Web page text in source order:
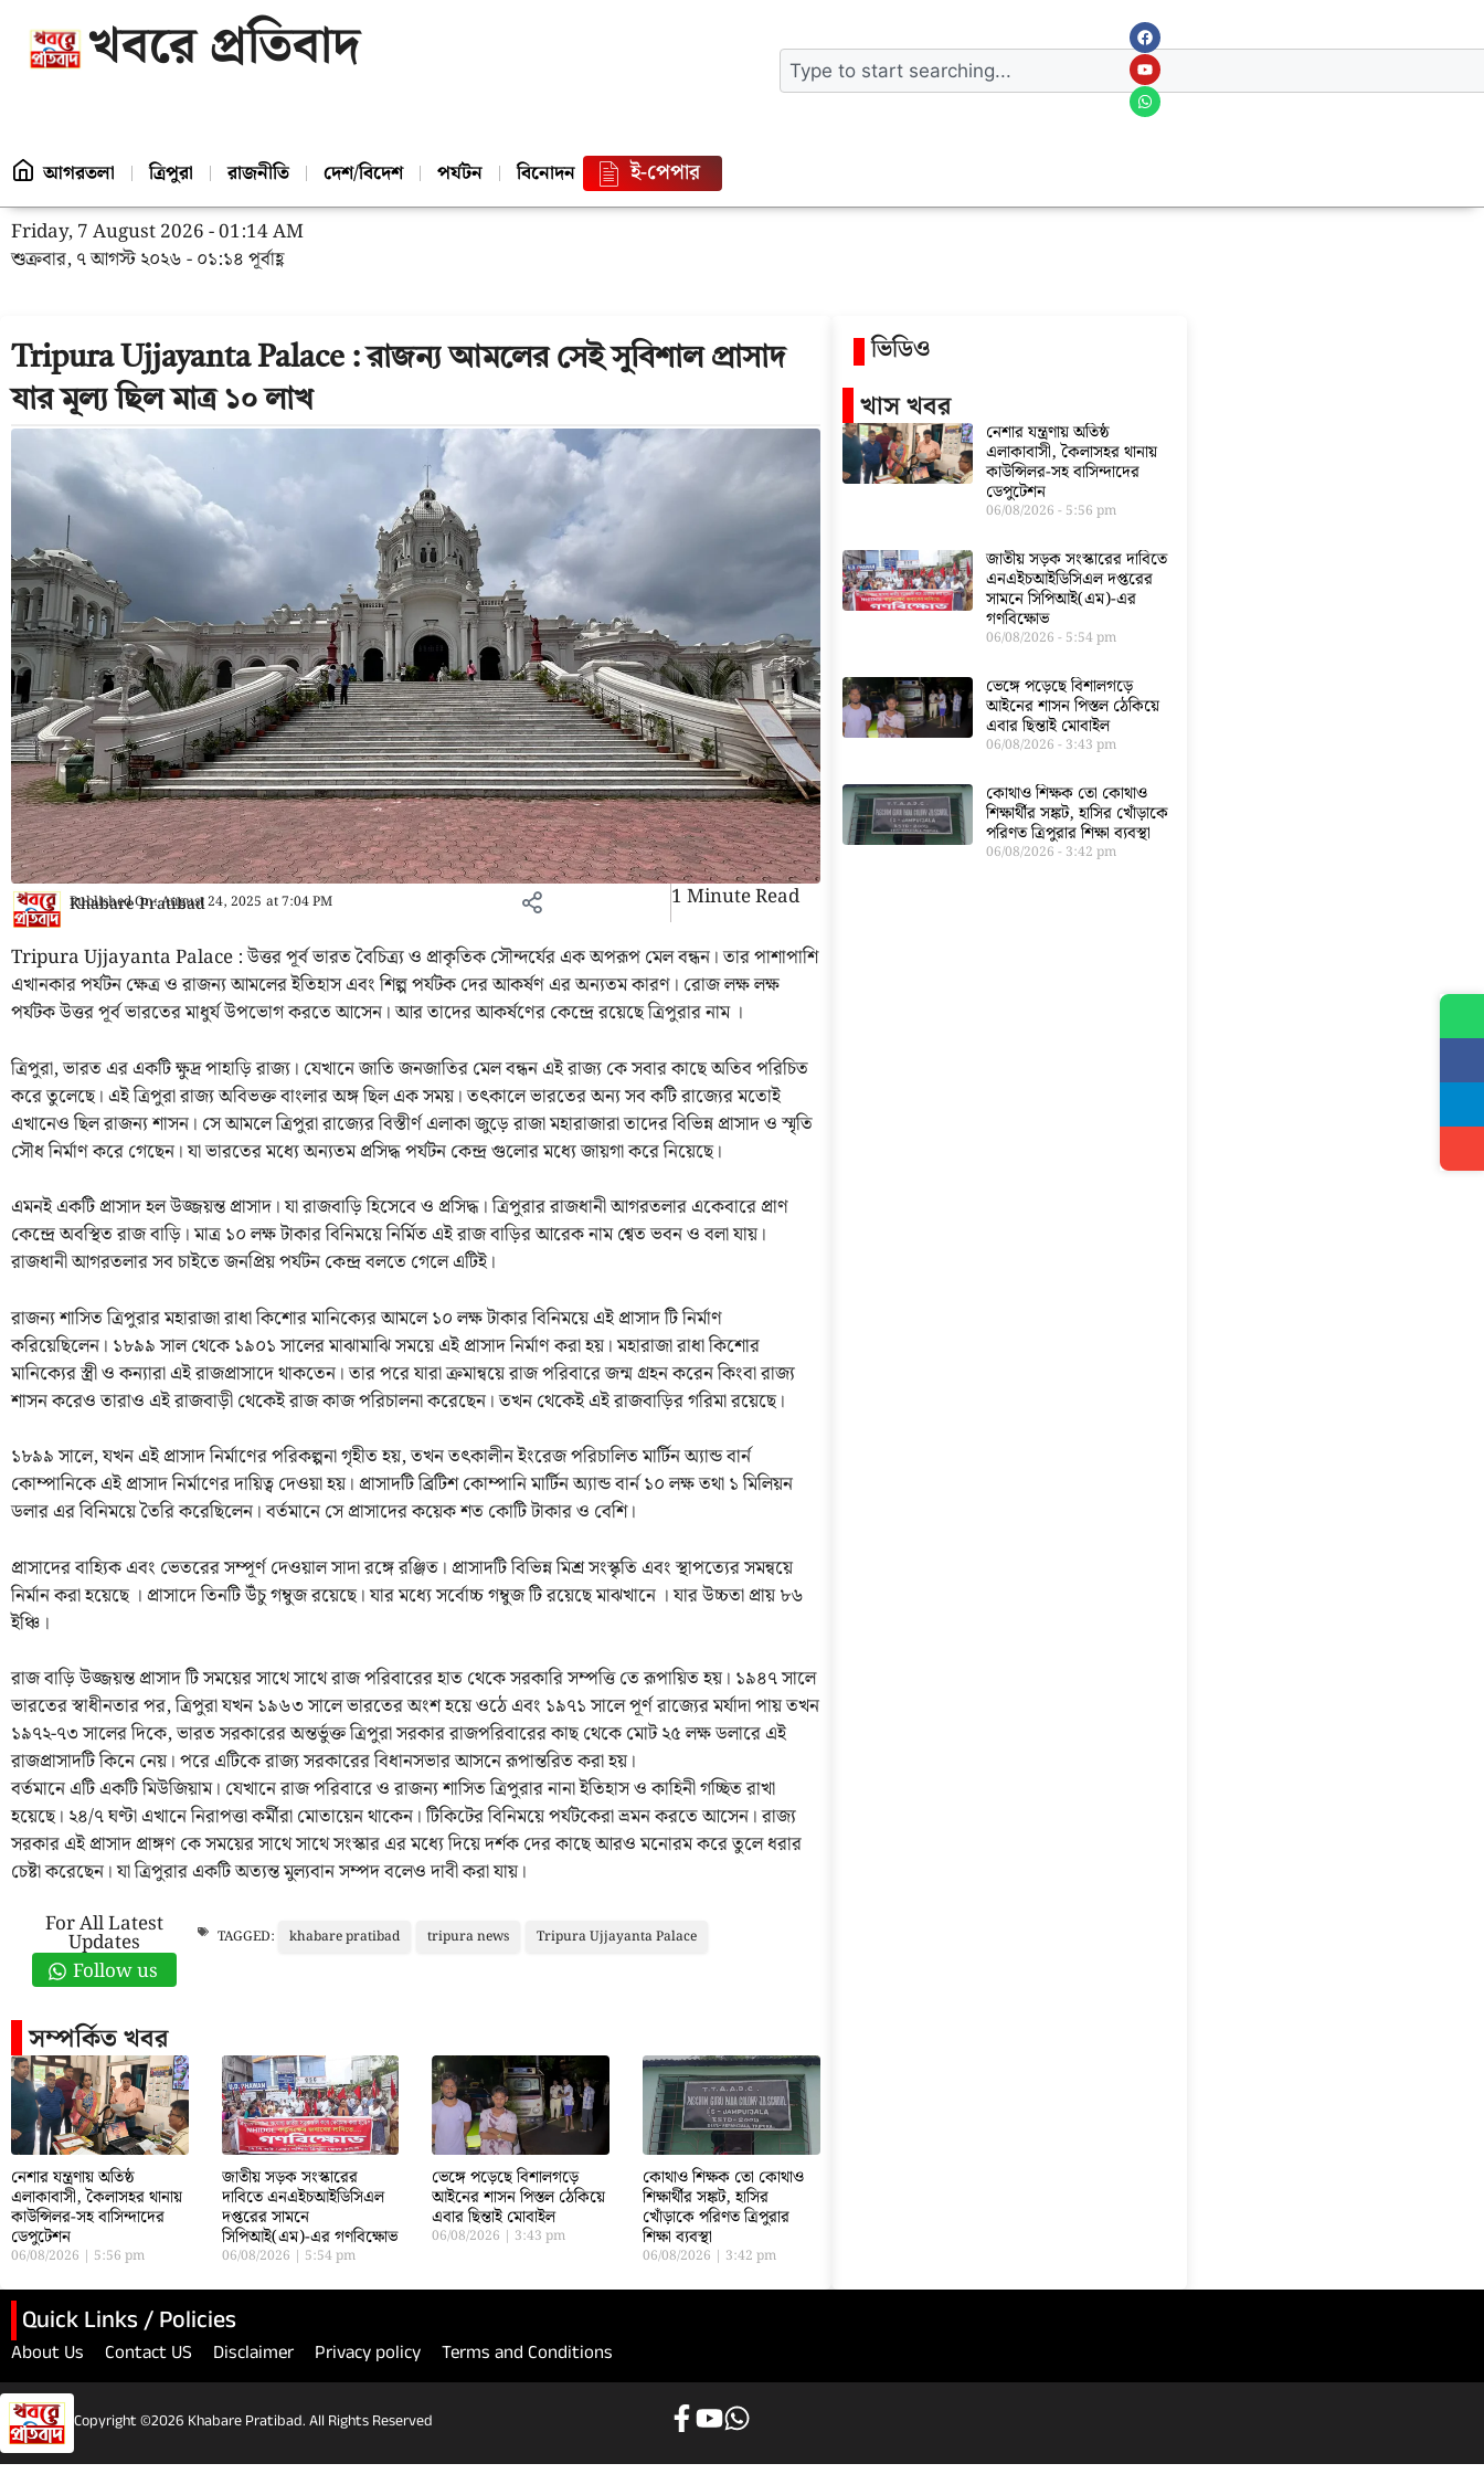
খবরে প্রতিবাদ
আগরতলা ত্রিপুরা রাজনীতি দেশ/বিদেশ পর্যটন বিনোদন ই-পেপার
Friday, 7 August 2026 - 01:14 AM
শুক্রবার, ৭ আগস্ট ২০২৬ - ০১:১৪ পূর্বাহ্ণ
Tripura Ujjayanta Palace : রাজন্য আমলের সেই সুবিশাল প্রাসাদ
যার মূল্য ছিল মাত্র ১০ লাখ
Khabare Pratibad
Published On:August 24, 2025 at7:04 PM
1 Minute Read
Tripura Ujjayanta Palace : উত্তর পূর্ব ভারত বৈচিত্র্য ও প্রাকৃতিক সৌন্দর্যের এক অপরূপ মেল বন্ধন। তার পাশাপাশি
এখানকার পর্যটন ক্ষেত্র ও রাজন্য আমলের ইতিহাস এবং শিল্প পর্যটক দের আকর্ষণ এর অন্যতম কারণ। রোজ লক্ষ লক্ষ
পর্যটক উত্তর পূর্ব ভারতের মাধুর্য উপভোগ করতে আসেন। আর তাদের আকর্ষণের কেন্দ্রে রয়েছে ত্রিপুরার নাম ।
ত্রিপুরা, ভারত এর একটি ক্ষুদ্র পাহাড়ি রাজ্য। যেখানে জাতি জনজাতির মেল বন্ধন এই রাজ্য কে সবার কাছে অতিব পরিচিত
করে তুলেছে। এই ত্রিপুরা রাজ্য অবিভক্ত বাংলার অঙ্গ ছিল এক সময়। তৎকালে ভারতের অন্য সব কটি রাজ্যের মতোই
এখানেও ছিল রাজন্য শাসন। সে আমলে ত্রিপুরা রাজ্যের বিস্তীর্ণ এলাকা জুড়ে রাজা মহারাজারা তাদের বিভিন্ন প্রাসাদ ও স্মৃতি
সৌধ নির্মাণ করে গেছেন। যা ভারতের মধ্যে অন্যতম প্রসিদ্ধ পর্যটন কেন্দ্র গুলোর মধ্যে জায়গা করে নিয়েছে।
এমনই একটি প্রাসাদ হল উজ্জয়ন্ত প্রাসাদ। যা রাজবাড়ি হিসেবে ও প্রসিদ্ধ। ত্রিপুরার রাজধানী আগরতলার একেবারে প্রাণ
কেন্দ্রে অবস্থিত রাজ বাড়ি। মাত্র ১০ লক্ষ টাকার বিনিময়ে নির্মিত এই রাজ বাড়ির আরেক নাম শ্বেত ভবন ও বলা যায়।
রাজধানী আগরতলার সব চাইতে জনপ্রিয় পর্যটন কেন্দ্র বলতে গেলে এটিই।
রাজন্য শাসিত ত্রিপুরার মহারাজা রাধা কিশোর মানিক্যের আমলে ১০ লক্ষ টাকার বিনিময়ে এই প্রাসাদ টি নির্মাণ
করিয়েছিলেন। ১৮৯৯ সাল থেকে ১৯০১ সালের মাঝামাঝি সময়ে এই প্রাসাদ নির্মাণ করা হয়। মহারাজা রাধা কিশোর
মানিক্যের স্ত্রী ও কন্যারা এই রাজপ্রাসাদে থাকতেন। তার পরে যারা ক্রমান্বয়ে রাজ পরিবারে জন্ম গ্রহন করেন কিংবা রাজ্য
শাসন করেও তারাও এই রাজবাড়ী থেকেই রাজ কাজ পরিচালনা করেছেন। তখন থেকেই এই রাজবাড়ির গরিমা রয়েছে।
১৮৯৯ সালে, যখন এই প্রাসাদ নির্মাণের পরিকল্পনা গৃহীত হয়, তখন তৎকালীন ইংরেজ পরিচালিত মার্টিন অ্যান্ড বার্ন
কোম্পানিকে এই প্রাসাদ নির্মাণের দায়িত্ব দেওয়া হয়। প্রাসাদটি ব্রিটিশ কোম্পানি মার্টিন অ্যান্ড বার্ন ১০ লক্ষ তথা ১ মিলিয়ন
ডলার এর বিনিময়ে তৈরি করেছিলেন। বর্তমানে সে প্রাসাদের কয়েক শত কোটি টাকার ও বেশি।
প্রাসাদের বাহ্যিক এবং ভেতরের সম্পূর্ণ দেওয়াল সাদা রঙ্গে রঞ্জিত। প্রাসাদটি বিভিন্ন মিশ্র সংস্কৃতি এবং স্থাপত্যের সমন্বয়ে
নির্মান করা হয়েছে । প্রাসাদে তিনটি উঁচু গম্বুজ রয়েছে। যার মধ্যে সর্বোচ্চ গম্বুজ টি রয়েছে মাঝখানে । যার উচ্চতা প্রায় ৮৬
ইঞ্চি।
রাজ বাড়ি উজ্জয়ন্ত প্রাসাদ টি সময়ের সাথে সাথে রাজ পরিবারের হাত থেকে সরকারি সম্পত্তি তে রূপায়িত হয়। ১৯৪৭ সালে
ভারতের স্বাধীনতার পর, ত্রিপুরা যখন ১৯৬৩ সালে ভারতের অংশ হয়ে ওঠে এবং ১৯৭১ সালে পূর্ণ রাজ্যের মর্যাদা পায় তখন
১৯৭২-৭৩ সালের দিকে, ভারত সরকারের অন্তর্ভুক্ত ত্রিপুরা সরকার রাজপরিবারের কাছ থেকে মোট ২৫ লক্ষ ডলারে এই
রাজপ্রাসাদটি কিনে নেয়। পরে এটিকে রাজ্য সরকারের বিধানসভার আসনে রূপান্তরিত করা হয়।
বর্তমানে এটি একটি মিউজিয়াম। যেখানে রাজ পরিবারে ও রাজন্য শাসিত ত্রিপুরার নানা ইতিহাস ও কাহিনী গচ্ছিত রাখা
হয়েছে। ২৪/৭ ঘণ্টা এখানে নিরাপত্তা কর্মীরা মোতায়েন থাকেন। টিকিটের বিনিময়ে পর্যটকেরা ভ্রমন করতে আসেন। রাজ্য
সরকার এই প্রাসাদ প্রাঙ্গণ কে সময়ের সাথে সাথে সংস্কার এর মধ্যে দিয়ে দর্শক দের কাছে আরও মনোরম করে তুলে ধরার
চেষ্টা করেছেন। যা ত্রিপুরার একটি অত্যন্ত মুল্যবান সম্পদ বলেও দাবী করা যায়।
For All Latest
Updates
Follow us
TAGGED: khabare pratibad tripura news Tripura Ujjayanta Palace
সম্পর্কিত খবর
নেশার যন্ত্রণায় অতিষ্ঠ
এলাকাবাসী, কৈলাসহর থানায়
কাউন্সিলর-সহ বাসিন্দাদের
ডেপুটেশন
06/08/2026 5:56 pm
জাতীয় সড়ক সংস্কারের
দাবিতে এনএইচআইডিসিএল
দপ্তরের সামনে
সিপিআই(এম)-এর গণবিক্ষোভ
06/08/2026 5:54 pm
ভেঙ্গে পড়েছে বিশালগড়ে
আইনের শাসন পিস্তল ঠেকিয়ে
এবার ছিন্তাই মোবাইল
06/08/2026 3:43 pm
কোথাও শিক্ষক তো কোথাও
শিক্ষার্থীর সঙ্কট, হাসির
খোঁড়াকে পরিণত ত্রিপুরার
শিক্ষা ব্যবস্থা
06/08/2026 3:42 pm
ভিডিও
খাস খবর
নেশার যন্ত্রণায় অতিষ্ঠ
এলাকাবাসী, কৈলাসহর থানায়
কাউন্সিলর-সহ বাসিন্দাদের
ডেপুটেশন
06/08/2026 5:56 pm
জাতীয় সড়ক সংস্কারের দাবিতে
এনএইচআইডিসিএল দপ্তরের
সামনে সিপিআই(এম)-এর
গণবিক্ষোভ
06/08/2026 5:54 pm
ভেঙ্গে পড়েছে বিশালগড়ে
আইনের শাসন পিস্তল ঠেকিয়ে
এবার ছিন্তাই মোবাইল
06/08/2026 3:43 pm
কোথাও শিক্ষক তো কোথাও
শিক্ষার্থীর সঙ্কট, হাসির খোঁড়াকে
পরিণত ত্রিপুরার শিক্ষা ব্যবস্থা
06/08/2026 3:42 pm
Quick Links / Policies
About Us Contact US Disclaimer Privacy policy Terms and Conditions
Copyright ©2026 Khabare Pratibad. All Rights Reserved